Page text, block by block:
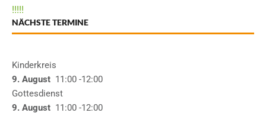
!!!!!
NÄCHSTE TERMINE
Kinderkreis
9. August 11:00 -12:00
Gottesdienst
9. August 11:00 -12:00